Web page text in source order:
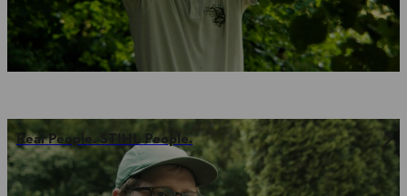
Real People. STIHL People.